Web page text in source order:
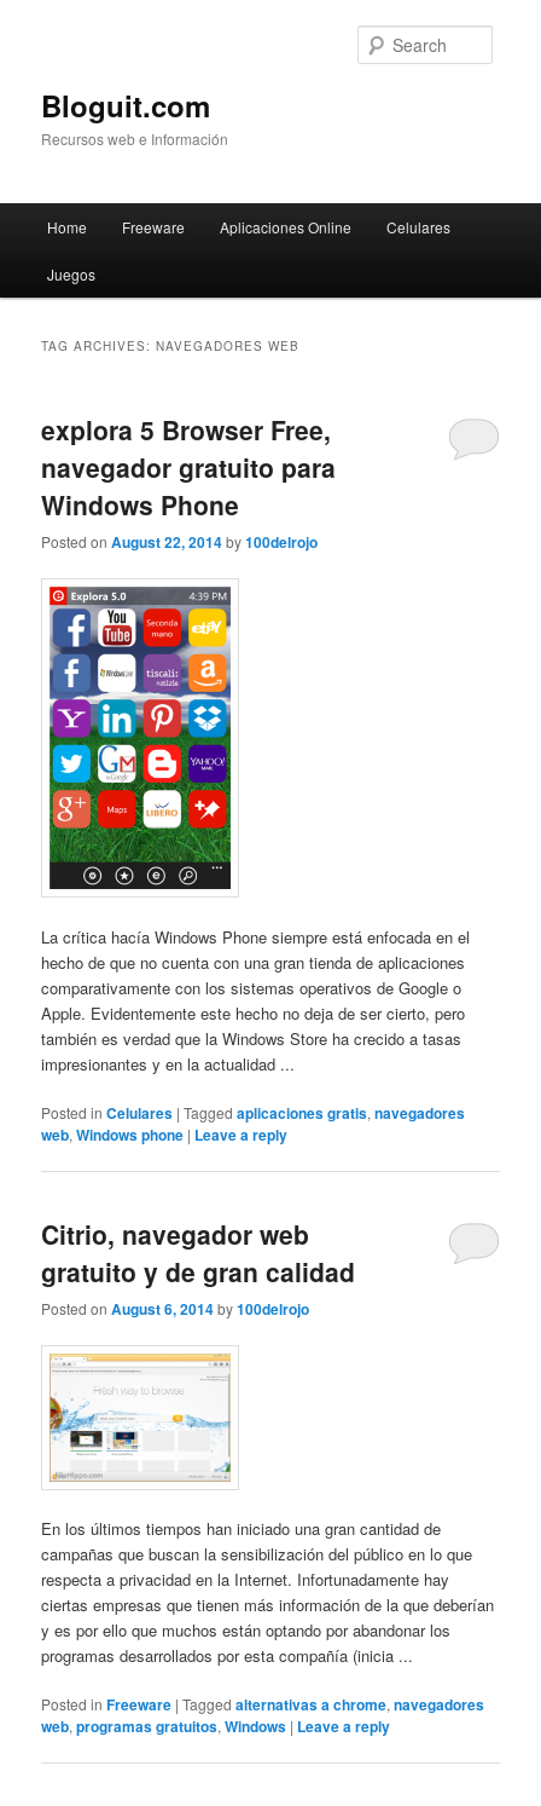
Bloguit.com
Recursos web e Información
Skip
to
Skip
to
Home Freeware Aplicaciones Online Celulares
Juegos
TAG ARCHIVES:NAVEGADORES WEB
explora 5 Browser Free,
navegador gratuito para
Windows Phone
Posted onAugust 22, 2014by100delrojo
La crítica hacía Windows Phone siempre está enfocada en el
hecho de que no cuenta con una gran tienda de aplicaciones
comparativamente con los sistemas operativos de Google o
Apple. Evidentemente este hecho no deja de ser cierto, pero
también es verdad que la Windows Store ha crecido a tasas
impresionantes y en la actualidad ...
Posted in Celulares |Tagged aplicaciones gratis,navegadores
web,Windows phone | Leave a reply
Citrio, navegador web
gratuito y de gran calidad
Posted onAugust 6, 2014by100delrojo
En los últimos tiempos han iniciado una gran cantidad de
campañas que buscan la sensibilización del público en lo que
respecta a privacidad en la Internet. Infortunadamente hay
ciertas empresas que tienen más información de la que deberían
y es por ello que muchos están optando por abandonar los
programas desarrollados por esta compañía (inicia ...
Posted in Freeware |Tagged alternativas a chrome,navegadores
web,programas gratuitos,Windows | Leave a reply